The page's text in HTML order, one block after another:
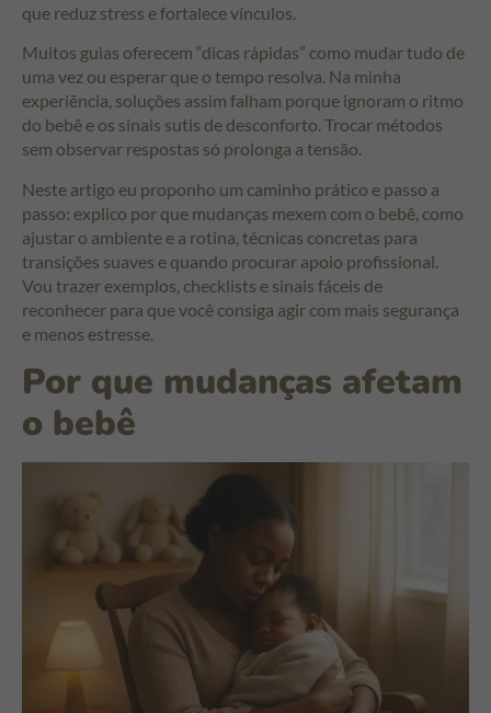
que reduz stress e fortalece vínculos.
Muitos guias oferecem “dicas rápidas” como mudar tudo de
uma vez ou esperar que o tempo resolva. Na minha
experiência, soluções assim falham porque ignoram o ritmo
do bebê e os sinais sutis de desconforto. Trocar métodos
sem observar respostas só prolonga a tensão.
Neste artigo eu proponho um caminho prático e passo a
passo: explico por que mudanças mexem com o bebê, como
ajustar o ambiente e a rotina, técnicas concretas para
transições suaves e quando procurar apoio profissional.
Vou trazer exemplos, checklists e sinais fáceis de
reconhecer para que você consiga agir com mais segurança
e menos estresse.
Por que mudanças afetam
o bebê